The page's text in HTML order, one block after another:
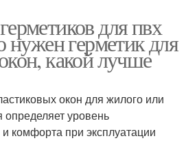
для пвх
нужен герметик для
какой лучше
окон для жилого или
уровень
комфорта при эксплуатации